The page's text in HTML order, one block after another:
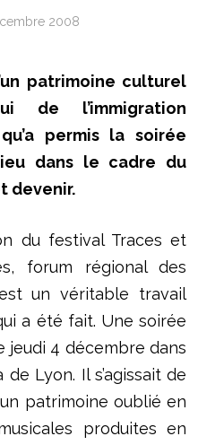
2008
patrimoine culturel
de l’immigration
permis la soirée
dans le cadre du
devenir.
du festival Traces et
forum régional des
un véritable travail
a été fait. Une soirée
jeudi 4 décembre dans
de Lyon. Il s’agissait de
patrimoine oublié en
produites en